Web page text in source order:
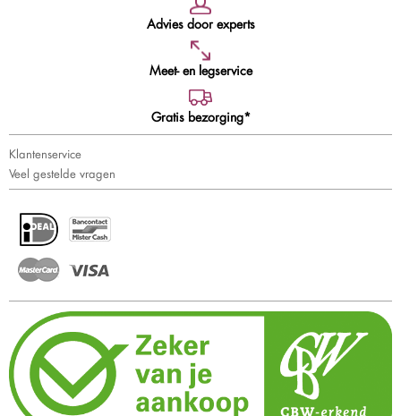
Advies door experts
Meet- en legservice
Gratis bezorging*
Klantenservice
Veel gestelde vragen